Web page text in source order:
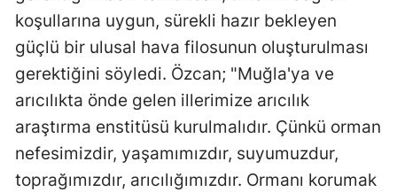
koşullarına uygun, sürekli hazır bekleyen
güçlü bir ulusal hava filosunun oluşturulması
gerektiğini söyledi. Özcan; "Muğla'ya ve
arıcılıkta önde gelen illerimize arıcılık
araştırma enstitüsü kurulmalıdır. Çünkü orman
nefesimizdir, yaşamımızdır, suyumuzdur,
toprağımızdır, arıcılığımızdır. Ormanı korumak